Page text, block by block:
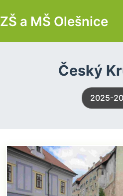
to
ZŠ a MŠ Olešnice
Český
2025-